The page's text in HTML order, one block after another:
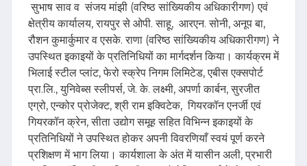
सुभाष साव व संजय मांझी (वरिष्ठ सांख्यिकीय अधिकारीगण) एवं
क्षेत्रीय कार्यालय, रायपुर से ओपी. साहू, आरएन. सोनी, अनूप बा,
रौशन कुमार्कुमार व एसके. राणा (वरिष्ठ सांख्यिकीय अधिकारीगण) ने
उपस्थित इकाइयों के प्रतिनिधियों का मार्गदर्शन किया। कार्यक्रम में
भिलाई स्टील प्लांट, फेरो स्क्रेप निगम लिमिटेड, एबीस एक्सपोर्ट
प्रा.लि., युनिवेब्स स्लीपर्स, जे. के. लक्ष्मी, अपर्णा कार्बन, सुरजीत
एग्रो, एन्कोर प्रोजेक्ट, श्री राम इक्विटेक, गियरकॉन एनर्जी एवं
गियरकॉन क्रेन, सीता उद्योग समूह सहित विभिन्न इकाइयों के
प्रतिनिधियों ने उपस्थित होकर अपनी विवरणियाँ स्वयं पूर्ण करने
प्रशिक्षण में भाग लिया। कार्यशाला के अंत में यासीन अली, प्रभारी